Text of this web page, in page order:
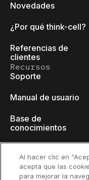
Novedades
¿Por qué think-cell?
Referencias de
clientes
Recursos
Soporte
Manual de usuario
Base de
conocimientos
Tutoriales en vídeo
Al hacer clic en
acepta que las
para mejorar la